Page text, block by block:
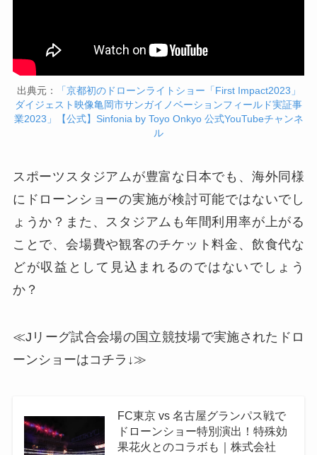
出典元：
「京都初のドローンライトショー「First Impact2023」
ダイジェスト映像亀岡市サンガイノベーションフィールド実証事
業2023」【公式】Sinfonia by Toyo Onkyo 公式YouTubeチャンネ
ル
スポーツスタジアムが豊富な日本でも、海外同様
にドローンショーの実施が検討可能ではないでし
ょうか？また、スタジアムも年間利用率が上がる
ことで、会場費や観客のチケット料金、飲食代な
どが収益として見込まれるのではないでしょう
か？
≪Jリーグ試合会場の国立競技場で実施されたドロ
ーンショーはコチラ↓≫
FC東京 vs 名古屋グランパス戦で
ドローンショー特別演出！特殊効
果花火とのコラボも｜株式会社